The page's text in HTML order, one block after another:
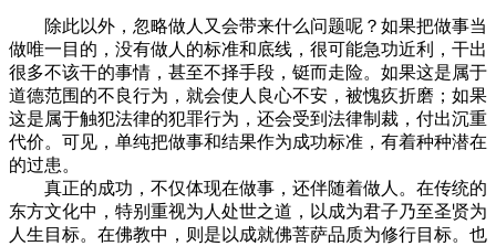
除此以外，忽略做人又会带来什么问题呢？如果把做事当
做唯一目的，没有做人的标准和底线，很可能急功近利，干出
很多不该干的事情，甚至不择手段，铤而走险。如果这是属于
道德范围的不良行为，就会使人良心不安，被愧疚折磨；如果
这是属于触犯法律的犯罪行为，还会受到法律制裁，付出沉重
代价。可见，单纯把做事和结果作为成功标准，有着种种潜在
的过患。
真正的成功，不仅体现在做事，还伴随着做人。在传统的
东方文化中，特别重视为人处世之道，以成为君子乃至圣贤为
人生目标。在佛教中，则是以成就佛菩萨品质为修行目标。也